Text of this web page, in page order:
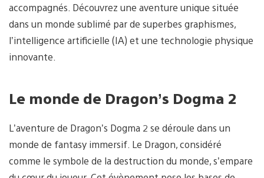
accompagnés. Découvrez une aventure unique située
dans un monde sublimé par de superbes graphismes,
l’intelligence artificielle (IA) et une technologie physique
innovante.
Le monde de Dragon’s Dogma 2
L’aventure de Dragon’s Dogma 2 se déroule dans un
monde de fantasy immersif. Le Dragon, considéré
comme le symbole de la destruction du monde, s’empare